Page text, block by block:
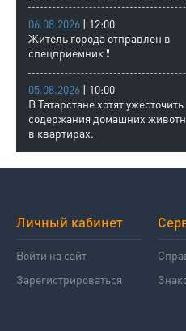
06.08.2026 | 12:00
Житель города отправлен в
спецприемник ❗
05.08.2026 | 10:00
В Татарстане хотят
содержания домашних
в квартирах.
Личный кабинет
Войти на сайт
Зарегистрироваться